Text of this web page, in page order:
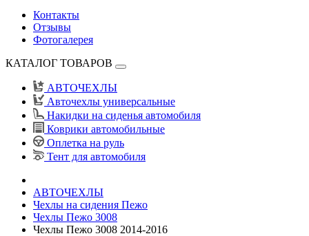
Контакты
Отзывы
Фотогалерея
КАТАЛОГ ТОВАРОВ
АВТОЧЕХЛЫ
Авточехлы универсальные
Накидки на сиденья автомобиля
Коврики автомобильные
Оплетка на руль
Тент для автомобиля
АВТОЧЕХЛЫ
Чехлы на сидения Пежо
Чехлы Пежо 3008
Чехлы Пежо 3008 2014-2016